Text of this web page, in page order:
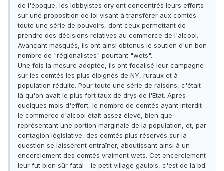
de l'époque, les lobbyistes dry ont concentrés leurs efforts
sur une proposition de loi visant à transférer aux comtés
toute une série de pouvoirs, dont ceux permettant de
prendre des décisions relatives au commerce de l'alcool.
Avançant masqués, ils ont ainsi obtenus le soutien d'un bon
nombre de "régionalistes" pourtant "wets".
Une fois la mesure adoptée, ils ont focalisé leur campagne
sur les comtés les plus éloignés de NY, ruraux et à
population réduite. Pour toute une série de raisons, c'était
là qu'on avait le plus fort taux de drys de l'Etat. Après
quelques mois d'effort, le nombre de comtés ayant interdit
le commerce d'alcool était assez élevé, bien que
représentant une portion marginale de la population, et, par
contagion législative, des comtés plus réservés sur la
question se laissèrent entraîner, aboutissant ainsi à un
encerclement des comtés vraiment wets. Cet encerclement
leur fut bien sûr fatal - le petit village gaulois, c'est de la bd.